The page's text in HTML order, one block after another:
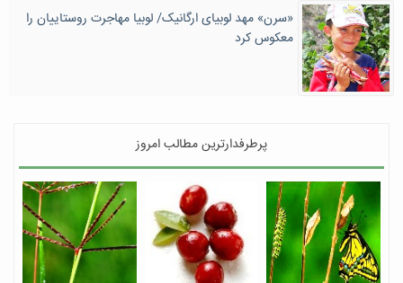
«سرن» مهد لوبیای ارگانیک/ لوبیا مهاجرت روستاییان را
معکوس کرد
پرطرفدارترین مطالب امروز